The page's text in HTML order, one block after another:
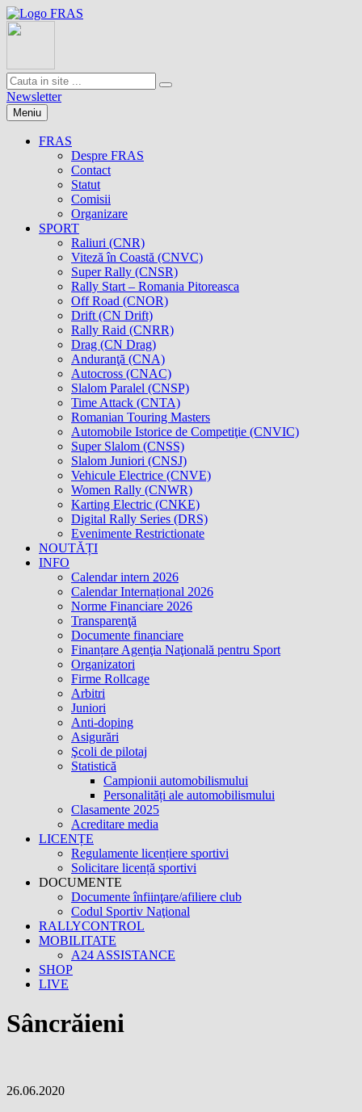
Newsletter
Meniu
FRAS
Despre FRAS
Contact
Statut
Comisii
Organizare
SPORT
Raliuri (CNR)
Viteză în Coastă (CNVC)
Super Rally (CNSR)
Rally Start – Romania Pitoreasca
Off Road (CNOR)
Drift (CN Drift)
Rally Raid (CNRR)
Drag (CN Drag)
Anduranţă (CNA)
Autocross (CNAC)
Slalom Paralel (CNSP)
Time Attack (CNTA)
Romanian Touring Masters
Automobile Istorice de Competiţie (CNVIC)
Super Slalom (CNSS)
Slalom Juniori (CNSJ)
Vehicule Electrice (CNVE)
Women Rally (CNWR)
Karting Electric (CNKE)
Digital Rally Series (DRS)
Evenimente Restrictionate
NOUTĂȚI
INFO
Calendar intern 2026
Calendar Internațional 2026
Norme Financiare 2026
Transparenţă
Documente financiare
Finanțare Agenţia Naţională pentru Sport
Organizatori
Firme Rollcage
Arbitri
Juniori
Anti-doping
Asigurări
Şcoli de pilotaj
Statistică
Campionii automobilismului
Personalități ale automobilismului
Clasamente 2025
Acreditare media
LICENȚE
Regulamente licențiere sportivi
Solicitare licență sportivi
DOCUMENTE
Documente înfiinţare/afiliere club
Codul Sportiv Naţional
RALLYCONTROL
MOBILITATE
A24 ASSISTANCE
SHOP
LIVE
Sâncrăieni
26.06.2020